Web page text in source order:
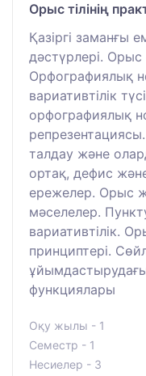
Орыс тілінің
Қазіргі заманғы
дәстүрлері. Орыс
Орфографиялық
вариативтілік
орфографиялық
талдау және
ортақ, дефис
ережелер. Орыс
мәселелер.
вариативтілік.
принциптері.
ұйымдастырудағы
функциялары
Оқу жылы - 1
Семестр - 1
Несиелер - 3